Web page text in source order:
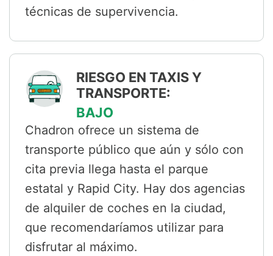
técnicas de supervivencia.
RIESGO EN TAXIS Y
TRANSPORTE:
BAJO
Chadron ofrece un sistema de
transporte público que aún y sólo con
cita previa llega hasta el parque
estatal y Rapid City. Hay dos agencias
de alquiler de coches en la ciudad,
que recomendaríamos utilizar para
disfrutar al máximo.